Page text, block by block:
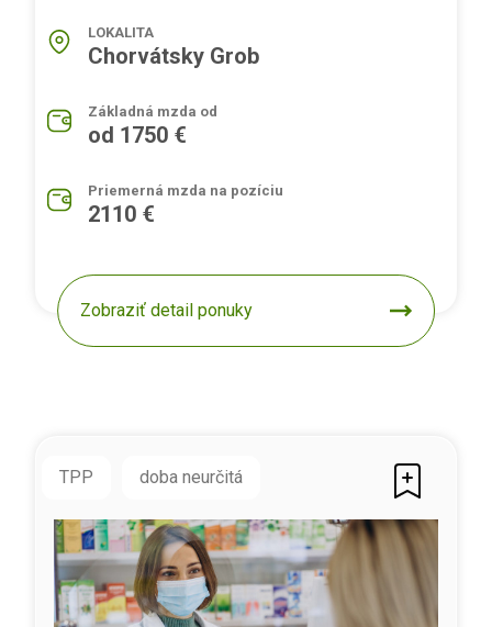
LOKALITA
Chorvátsky Grob
Základná mzda od
od 1750 €
Priemerná mzda na pozíciu
2110 €
Zobraziť detail ponuky
TPP doba neurčitá